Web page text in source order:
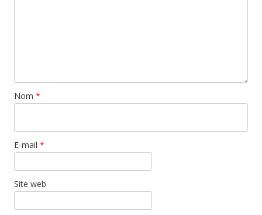
Nom *
E-mail *
Site web